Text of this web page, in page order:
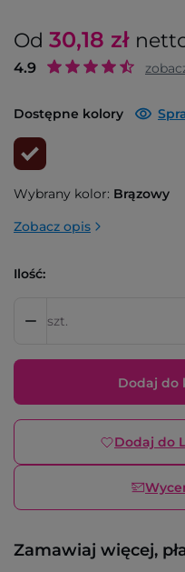
Od 30,18 zł
4.9
Dostępne kolory
Wybrany kolor: Brązowy
Zobacz opis
Ilość:
szt.
Dodaj do
Dodaj do
Zamawiaj więcej,